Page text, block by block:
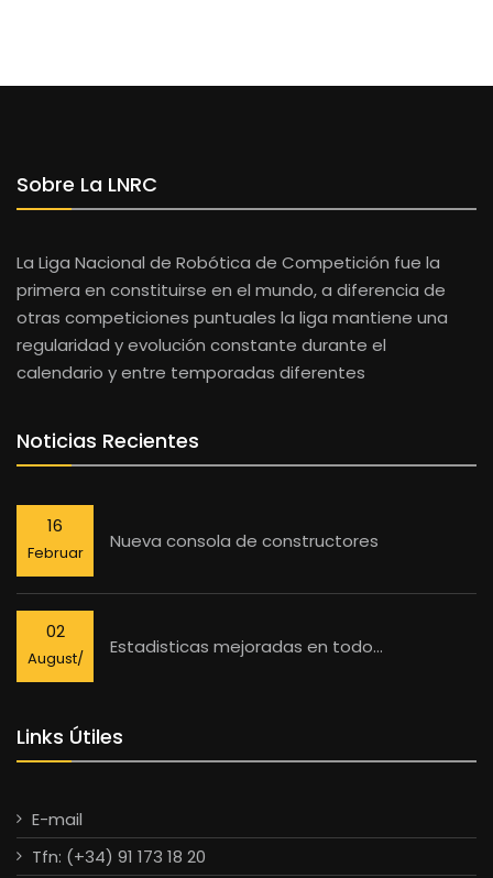
Sobre La LNRC
La Liga Nacional de Robótica de Competición fue la
primera en constituirse en el mundo, a diferencia de
otras competiciones puntuales la liga mantiene una
regularidad y evolución constante durante el
calendario y entre temporadas diferentes
Noticias Recientes
16
Februar
Nueva consola de constructores
02
August/
Estadisticas mejoradas en todo...
Links Útiles
E-mail
Tfn: (+34) 91 173 18 20